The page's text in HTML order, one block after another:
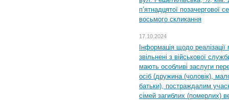
п’ятнадцятої позачергової
восьмого скликання
17.10.2024
Інформація щодо
звільнені з військової
мають особливі заслуги
осіб (дружина (чоловік),
батьки), постраждалим
сімей загиблих (померлих)